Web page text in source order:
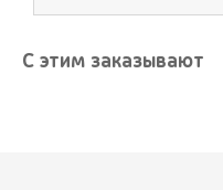
С этим заказывают